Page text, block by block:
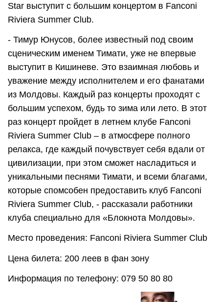
Star выступит с большим концертом в Fanconi
Riviera Summer Club.
- Тимур Юнусов, более известный под своим
сценическим именем Тимати, уже не впервые
выступит в Кишиневе. Это взаимная любовь и
уважение между исполнителем и его фанатами
из Молдовы. Каждый раз концерты проходят с
большим успехом, будь то зима или лето. В этот
раз концерт пройдет в летнем клубе Fanconi
Riviera Summer Club – в атмосфере полного
релакса, где каждый почувствует себя вдали от
цивилизации, при этом сможет насладиться и
уникальными песнями Тимати, и всеми благами,
которые спомсобен предоставить клуб Fanconi
Riviera Summer Club, - рассказали работники
клуба специально для «Блокнота Молдовы».
Место проведения: Fanconi Riviera Summer Club
Цена билета: 200 леев в фан зону
Информация по телефону: 079 50 80 80